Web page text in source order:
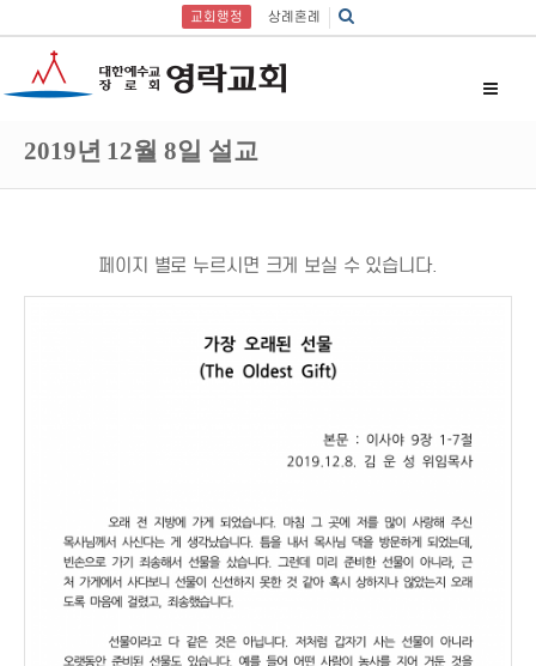
교회행정 상례혼례
2019년 12월 8일 설교
페이지 별로 누르시면 크게 보실 수 있습니다.